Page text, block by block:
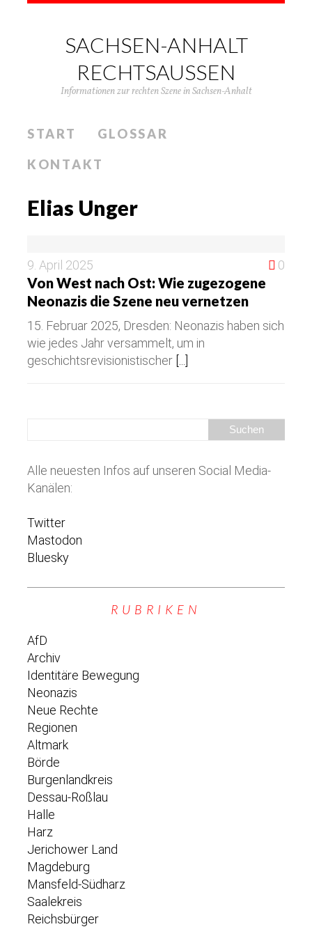
SACHSEN-ANHALT
RECHTSAUSSEN
Informationen zur rechten Szene in Sachsen-Anhalt
START
GLOSSAR
KONTAKT
Elias Unger
9. April 2025 0
Von West nach Ost: Wie zugezogene
Neonazis die Szene neu vernetzen
15. Februar 2025, Dresden: Neonazis haben sich
wie jedes Jahr versammelt, um in
geschichtsrevisionistischer
Alle neuesten Infos auf unseren Social Media-
Kanälen:
Twitter
Mastodon
Bluesky
RUBRIKEN
AfD
Archiv
Identitäre Bewegung
Neonazis
Neue Rechte
Regionen
Altmark
Börde
Burgenlandkreis
Dessau-Roßlau
Halle
Harz
Jerichower Land
Magdeburg
Mansfeld-Südharz
Saalekreis
Reichsbürger